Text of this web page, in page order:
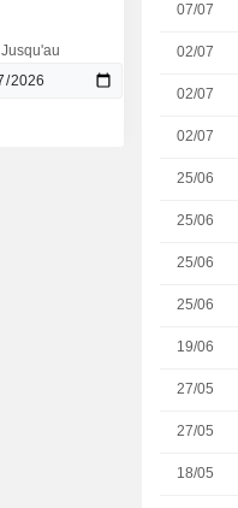
07/07
02/07
02/07
02/07
25/06
25/06
25/06
25/06
19/06
27/05
27/05
18/05
Jusqu'au